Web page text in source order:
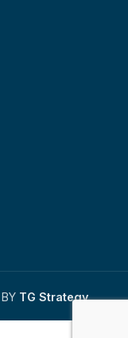
TG Strategy.